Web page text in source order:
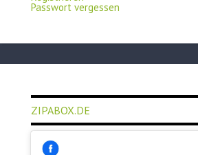
Passwort vergessen
ZIPABOX.DE